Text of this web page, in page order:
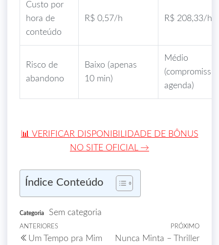
Custo por
hora de
conteúdo
R$ 0,57/h R$ 208,33/h
Risco de
abandono
Baixo (apenas
10 min)
Médio
(compromisso
agenda)
📊 VERIFICAR DISPONIBILIDADE DE BÔNUS
NO SITE OFICIAL →
Índice Conteúdo
Categoria Sem categoria
ANTERIORES
Um Tempo pra Mim
PRÓXIMO
Nunca Minta – Thriller